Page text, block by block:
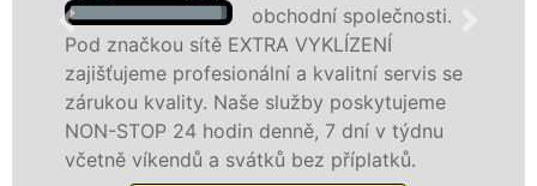
obchodní společnosti.
sítě EXTRA VYKLÍZENÍ
profesionální a kvalitní servis se
Naše služby poskytujeme
24 hodin denně, 7 dní v týdnu
a svátků bez příplatků.
jak
zárukou
STOP bez